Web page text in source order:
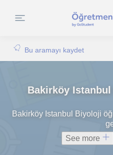
Bu aramayı kaydet
Bakirköy
Bakirköy Istanbul Biyoloji
See more